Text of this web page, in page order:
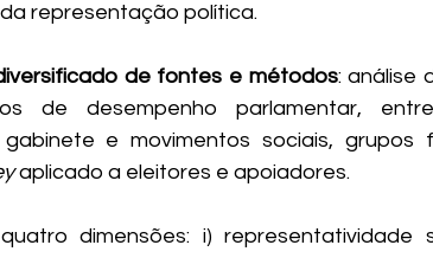
representação política.
de fontes e métodos: análise
de desempenho parlamentar,
e movimentos sociais, grupos
aplicado a eleitores e apoiadores.
dimensões: i) representatividade